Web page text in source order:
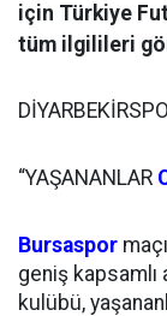
için Türkiye
tüm ilgilileri
“YAŞANANLAR
Bursaspor
geniş kapsamlı
kulübü,